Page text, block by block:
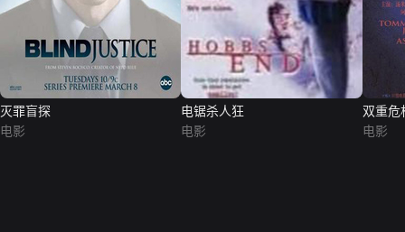
灭罪盲探
电影
电锯杀人狂
电影
双重危
电影